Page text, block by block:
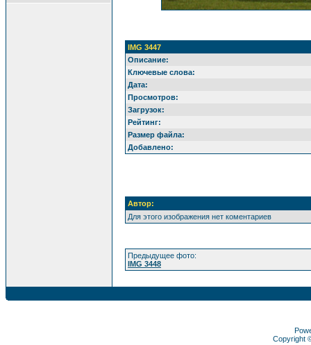
IMG 3447
Описание:
Ключевые слова:
Дата:
Просмотров:
Загрузок:
Рейтинг:
Размер файла:
Добавлено:
Автор:
Для этого изображения нет коментариев
Предыдущее фото:
IMG 3448
Copyright